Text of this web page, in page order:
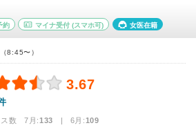
約 マイナ受付 (スマホ可) 女医在籍
8:45〜）
3.67
ス数 7月:133 | 6月:109